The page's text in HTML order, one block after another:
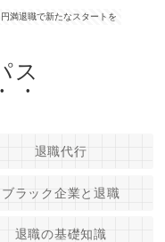
満退職で新たなスタートを
ス
退職代行
ブラック企業と退職
退職の基礎知識